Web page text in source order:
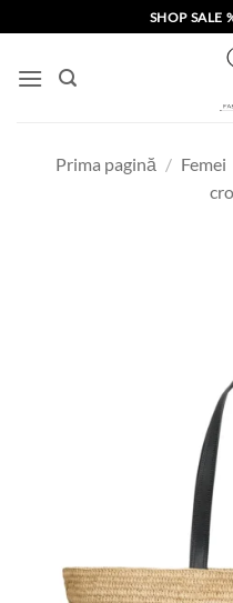
to
content
SHOP SALE
Prima pagină / Femei